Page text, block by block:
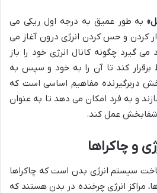
به طور عمیق به درجه اول ریکی می
کردن و حس کردن انرژی درون آغاز می
گیرد چگونه کانال انرژی خود را باز
برقرار کند تا آن را به خود و سپس به
دربرگیرنده مفاهیم اساسی است که
و به فرد امکان می دهد تا به عنوان
شفابخش عمل کند.
و چاکراها
سیستم انرژی بدن است که چاکراها
مراکز انرژی چرخنده در بدن هستند که